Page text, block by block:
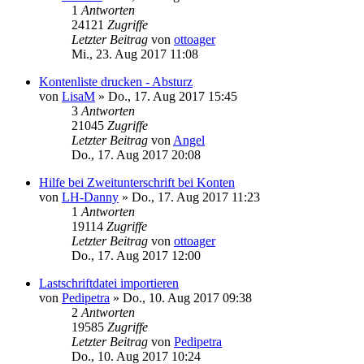
1 Antworten
24121 Zugriffe
Letzter Beitrag von ottoager
Mi., 23. Aug 2017 11:08
Kontenliste drucken - Absturz
von LisaM » Do., 17. Aug 2017 15:45
3 Antworten
21045 Zugriffe
Letzter Beitrag von Angel
Do., 17. Aug 2017 20:08
Hilfe bei Zweitunterschrift bei Konten
von LH-Danny » Do., 17. Aug 2017 11:23
1 Antworten
19114 Zugriffe
Letzter Beitrag von ottoager
Do., 17. Aug 2017 12:00
Lastschriftdatei importieren
von Pedipetra » Do., 10. Aug 2017 09:38
2 Antworten
19585 Zugriffe
Letzter Beitrag von Pedipetra
Do., 10. Aug 2017 10:24